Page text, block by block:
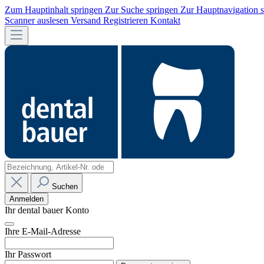
Zum Hauptinhalt springen Zur Suche springen Zur Hauptnavigation
Scanner auslesen Versand Registrieren Kontakt
Suchen
Anmelden
Ihr dental bauer Konto
Ihre E-Mail-Adresse
Ihr Passwort